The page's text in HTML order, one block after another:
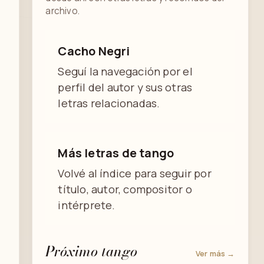
archivo.
Cacho Negri
Seguí la navegación por el
perfil del autor y sus otras
letras relacionadas.
Más letras de tango
Volvé al índice para seguir por
título, autor, compositor o
intérprete.
Próximo tango Ver más →